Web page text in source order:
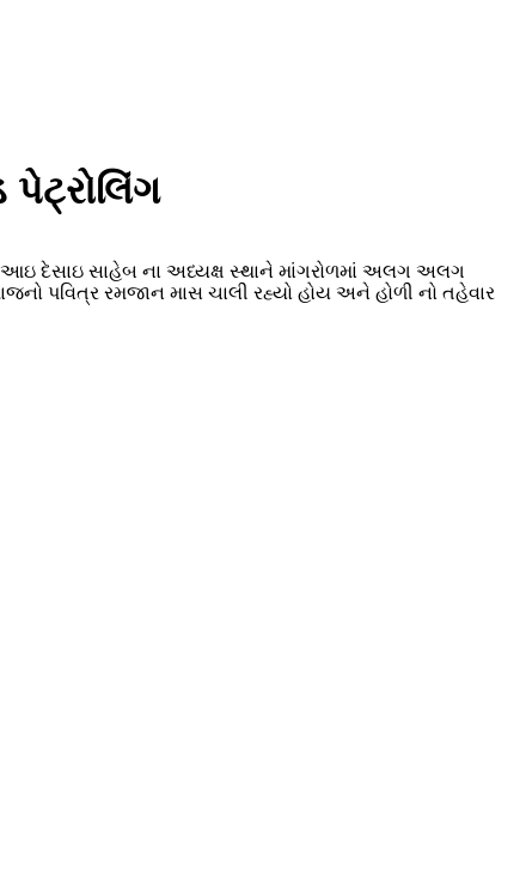
પેટ્રોલિંગ
પીઆઇ દેસાઇ સાહેબ ના અધ્યક્ષ સ્થાને માંગરોળમાં અલગ અલગ
પવિત્ર રમજાન માસ ચાલી રહ્યો હોય અને હોળી નો તહેવાર